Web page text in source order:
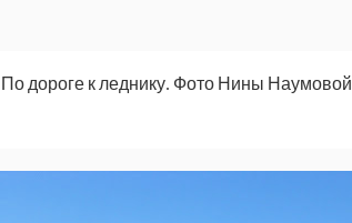
По дороге к леднику. Фото Нины Наумовой